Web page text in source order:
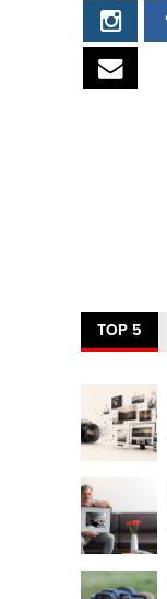
TOP 5